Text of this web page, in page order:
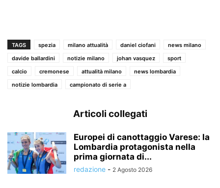
TAGS spezia milano attualità daniel ciofani
news milano
davide ballardini
notizie milano johan vasquez
sport
calcio
cremonese attualità milano
news lombardia
notizie lombardia
campionato di serie a
Articoli collegati
Europei di canottaggio Varese: la
Lombardia protagonista nella
prima giornata di...
redazione - 2 Agosto 2026